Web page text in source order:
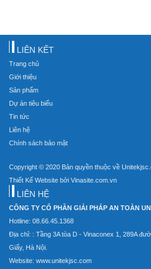
LIÊN KẾT
Trang chủ
Giới thiệu
Sản phẩm
Dự án tiêu biểu
Tin tức
Liên hệ
Chính sách bảo mật
Copyright © 2020 Bản quyền thuộc về
Thiết Kế Website bởi Vinasite.com.vn
LIÊN HỆ
CÔNG TY CỔ PHẦN GIẢI PHÁP AN TOÀN
Hotline: 08.66.45.1368
Địa chỉ: : Tầng 3A tòa D - Vinaconex 1, 289A
Giấy, Hà Nội.
Website: www.unitekjsc.com